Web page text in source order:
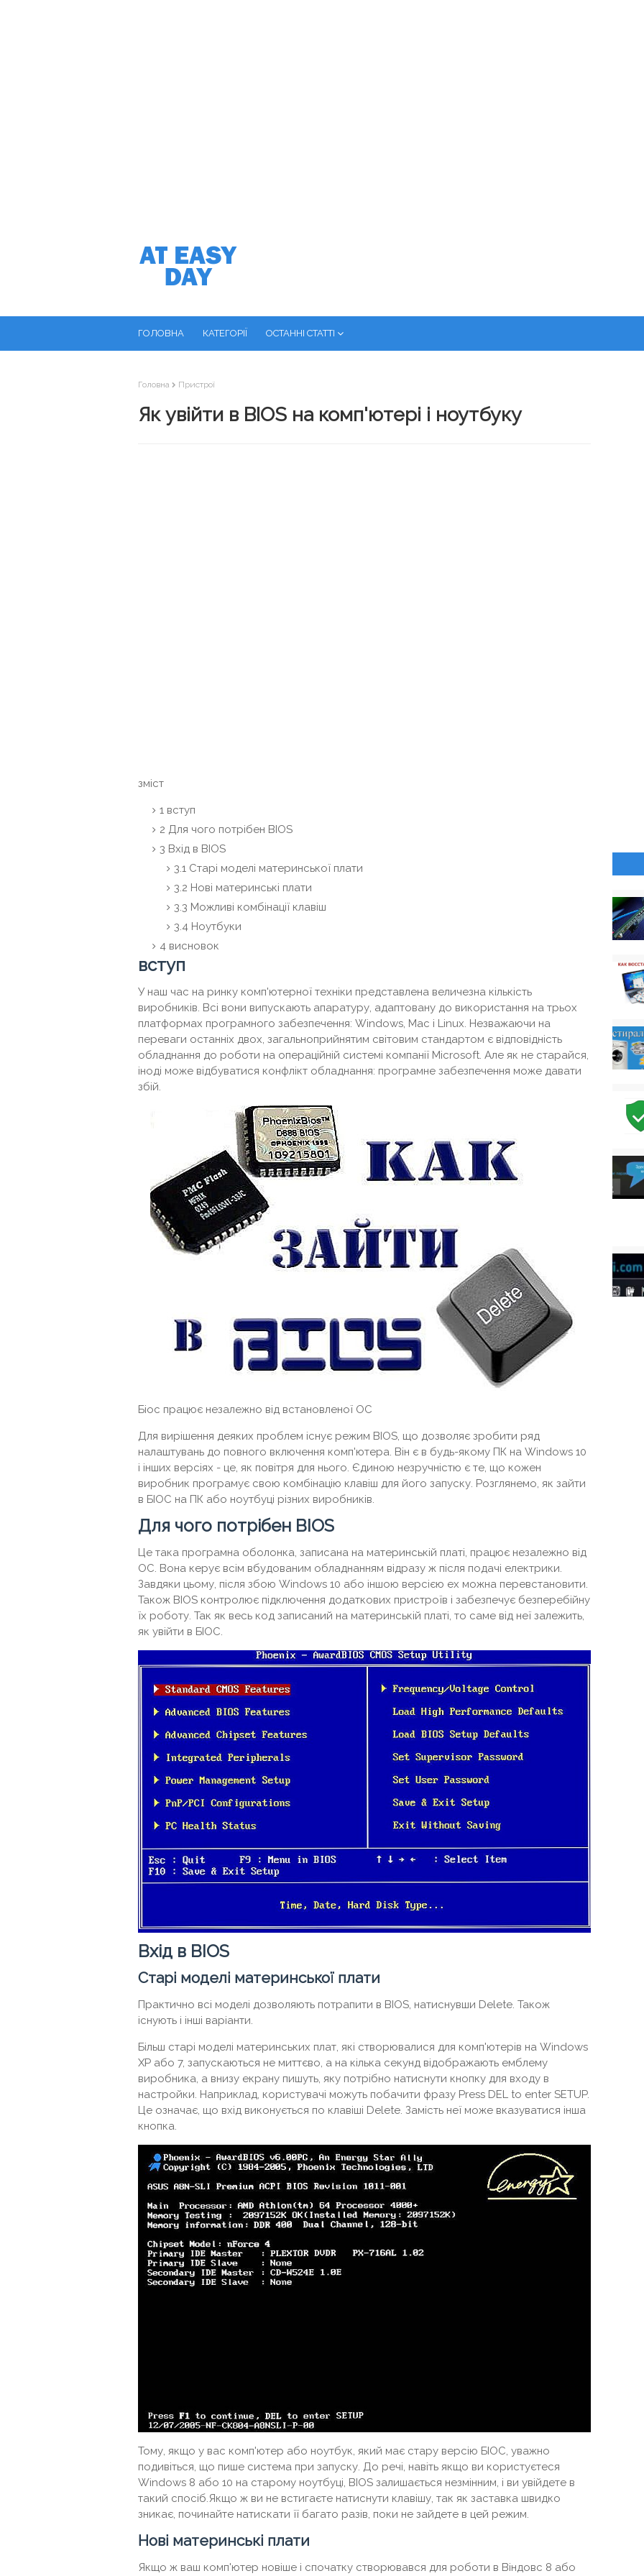
ГОЛОВНА КАТЕГОРІЇ ОСТАННІ СТАТТІ
Головна Пристрої
Як увійти в BIOS на комп'ютері і ноутбуку
зміст
1 вступ
2 Для чого потрібен BIOS
3 Вхід в BIOS
3.1 Старі моделі материнської плати
3.2 Нові материнські плати
3.3 Можливі комбінації клавіш
3.4 Ноутбуки
4 висновок
вступ
У наш час на ринку комп'ютерної техніки представлена ​​величезна кількість
виробників. Всі вони випускають апаратуру, адаптовану до використання на трьох
платформах програмного забезпечення: Windows, Mac і Linux. Незважаючи на
переваги останніх двох, загальноприйнятим світовим стандартом є відповідність
обладнання до роботи на операційній системі компанії Microsoft. Але як не старайся,
іноді може відбуватися конфлікт обладнання: програмне забезпечення може давати
збій.
Біос працює незалежно від встановленої ОС
Для вирішення деяких проблем існує режим BIOS, що дозволяє зробити ряд
налаштувань до повного включення комп'ютера. Він є в будь-якому ПК на Windows 10
і інших версіях - це, як повітря для нього. Єдиною незручністю є те, що кожен
виробник програмує свою комбінацію клавіш для його запуску. Розглянемо, як зайти
в БІОС на ПК або ноутбуці різних виробників.
Для чого потрібен BIOS
Це така програмна оболонка, записана на материнській платі, працює незалежно від
ОС. Вона керує всім вбудованим обладнанням відразу ж після подачі електрики.
Завдяки цьому, після збою Windows 10 або іншою версією ех можна перевстановити.
Також BIOS контролює підключення додаткових пристроїв і забезпечує безперебійну
їх роботу. Так як весь код записаний на материнській платі, то саме від неї залежить,
як увійти в БІОС.
Вхід в BIOS
Старі моделі материнської плати
Практично всі моделі дозволяють потрапити в BIOS, натиснувши Delete. Також
існують і інші варіанти.
Більш старі моделі материнських плат, які створювалися для комп'ютерів на Windows
XP або 7, запускаються не миттєво, а на кілька секунд відображають емблему
виробника, а внизу екрану пишуть, яку потрібно натиснути кнопку для входу в
настройки. Наприклад, користувачі можуть побачити фразу Press DEL to enter SETUP.
Це означає, що вхід виконується по клавіші Delete. Замість неї може вказуватися інша
кнопка.
Тому, якщо у вас комп'ютер або ноутбук, який має стару версію БІОС, уважно
подивіться, що пише система при запуску. До речі, навіть якщо ви користуєтеся
Windows 8 або 10 на старому ноутбуці, BIOS залишається незмінним, і ви увійдете в
такий спосіб.Якщо ж ви не встигаєте натиснути клавішу, так як заставка швидко
зникає, починайте натискати її багато разів, поки не зайдете в цей режим.
Нові материнські плати
Якщо ж ваш комп'ютер новіше і спочатку створювався для роботи в Віндовс 8 або